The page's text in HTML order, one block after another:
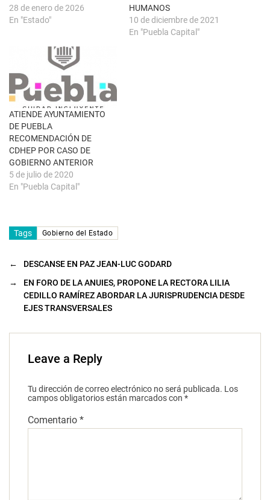
a
n
u
a
b
u
n
a
v
e
n
t
a
n
u
e
v
a
)
28 de enero de 2026
En "Estado"
HUMANOS
10 de diciembre de 2021
En "Puebla Capital"
ATIENDE AYUNTAMIENTO
DE PUEBLA
RECOMENDACIÓN DE
CDHEP POR CASO DE
GOBIERNO ANTERIOR
5 de julio de 2020
En "Puebla Capital"
Tags Gobierno del Estado
←
DESCANSE EN PAZ JEAN-LUC GODARD
→
EN FORO DE LA ANUIES, PROPONE LA RECTORA LILIA
CEDILLO RAMÍREZ ABORDAR LA JURISPRUDENCIA DESDE
EJES TRANSVERSALES
Leave a Reply
Tu dirección de correo electrónico no será publicada. Los
campos obligatorios están marcados con *
Comentario *